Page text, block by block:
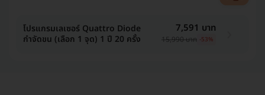
โปรแกรมเลเซอร์ Quattro Diode
กำจัดขน (เลือก 1 จุด) 1 ปี 20 ครั้ง
7,591 บาท
15,990 บาท -53%